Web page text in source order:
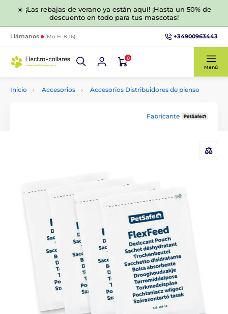
☀️ ¡Las rebajas de verano ya están aquí! ¡Hasta un 50% de
descuento en todo para tus mascotas!
Llámanos (Mo-Fr 8-16) +34900963443
0
Menú
Inicio Accesorios Accesorios Distribuidores de pienso
Fabricante